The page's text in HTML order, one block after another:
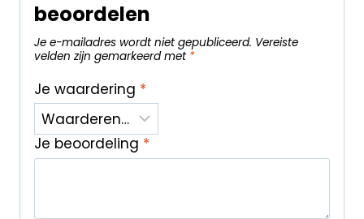
beoordelen
Je e-mailadres wordt niet gepubliceerd. Vereiste
velden zijn gemarkeerd met *
Je waardering *
Je beoordeling *